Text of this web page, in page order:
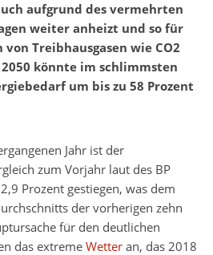
aufgrund des vermehrten
weiter anheizt und so für
Treibhausgasen wie CO2
könnte im schlimmsten
um bis zu 58 Prozent
Jahr ist der
zum Vorjahr laut des BP
Prozent gestiegen, was dem
der vorherigen zehn
für den deutlichen
das extremeWetteran, das 2018